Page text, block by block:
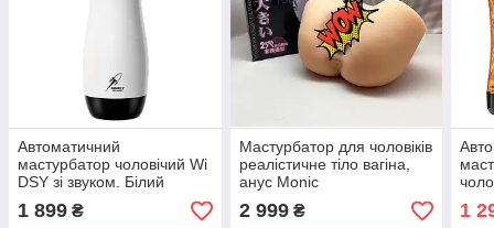
Автоматичний
мастурбатор чоловічий Wi
DSY зі звуком. Білий
1 899 ₴
Мастурбатор для чоловіків
реалістичне тіло вагіна,
анус Monic
2 999₴ 1